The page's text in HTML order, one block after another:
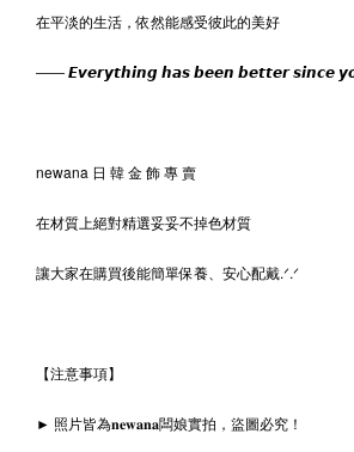
在平淡的生活，依然能感受彼此的美好
—— 𝙀𝙫𝙚𝙧𝙮𝙩𝙝𝙞𝙣𝙜 𝙝𝙖𝙨 𝙗𝙚𝙚𝙣 𝙗𝙚𝙩𝙩𝙚𝙧 𝙨𝙞𝙣𝙘𝙚
newana 日 韓 金 飾 專 賣
在材質上絕對精選妥妥不掉色材質
讓大家在購買後能簡單保養、安心配戴.ᐟ‪‪‪.ᐟ
【注意事項】
► 照片皆為𝐧𝐞𝐰𝐚𝐧𝐚闆娘實拍，盜圖必究！